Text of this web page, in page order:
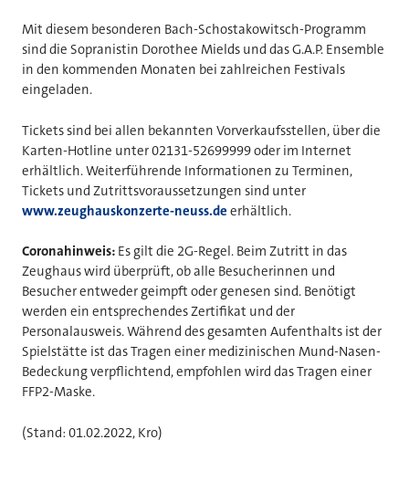
Mit diesem besonderen Bach-Schostakowitsch-Programm
sind die Sopranistin Dorothee Mields und das G.A.P. Ensemble
in den kommenden Monaten bei zahlreichen Festivals
eingeladen.
Tickets sind bei allen bekannten Vorverkaufsstellen, über die
Karten-Hotline unter 02131-52699999 oder im Internet
erhältlich. Weiterführende Informationen zu Terminen,
Tickets und Zutrittsvoraussetzungen sind unter
www.zeughauskonzerte-neuss.de erhältlich.
Coronahinweis: Es gilt die 2G-Regel. Beim Zutritt in das
Zeughaus wird überprüft, ob alle Besucherinnen und
Besucher entweder geimpft oder genesen sind. Benötigt
werden ein entsprechendes Zertifikat und der
Personalausweis. Während des gesamten Aufenthalts ist der
Spielstätte ist das Tragen einer medizinischen Mund-Nasen-
Bedeckung verpflichtend, empfohlen wird das Tragen einer
FFP2-Maske.
(Stand: 01.02.2022, Kro)